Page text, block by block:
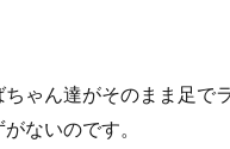
ゃん達がそのまま足で
ないのです。